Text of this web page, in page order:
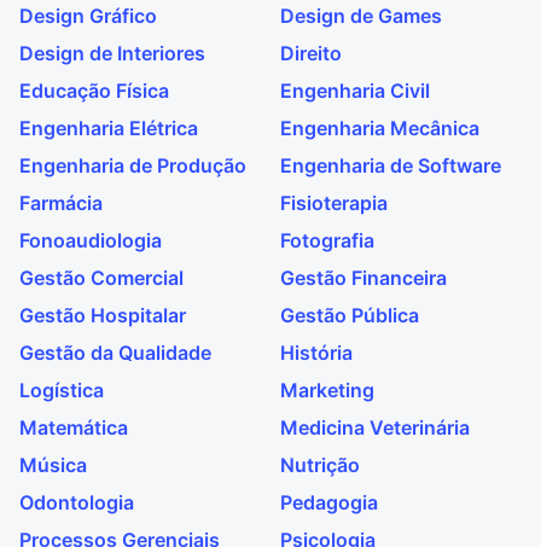
Design Gráfico
Design de Games
Design de Interiores
Direito
Educação Física
Engenharia Civil
Engenharia Elétrica
Engenharia Mecânica
Engenharia de Produção
Engenharia de Software
Farmácia
Fisioterapia
Fonoaudiologia
Fotografia
Gestão Comercial
Gestão Financeira
Gestão Hospitalar
Gestão Pública
Gestão da Qualidade
História
Logística
Marketing
Matemática
Medicina Veterinária
Música
Nutrição
Odontologia
Pedagogia
Processos Gerenciais
Psicologia